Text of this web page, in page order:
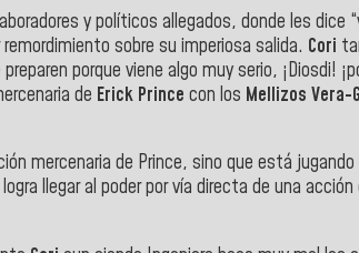
y políticos allegados, donde les dice
sobre su imperiosa salida. Cori
porque viene algo muy serio, ¡Diosdi!
de Erick Prince con los Mellizos Vera-
mercenaria de Prince, sino que está
llegar al poder por vía directa de una